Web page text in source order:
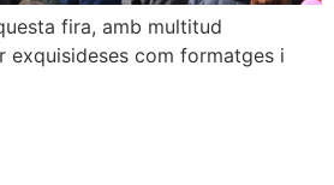
fira, amb multitud
exquisideses com formatges i